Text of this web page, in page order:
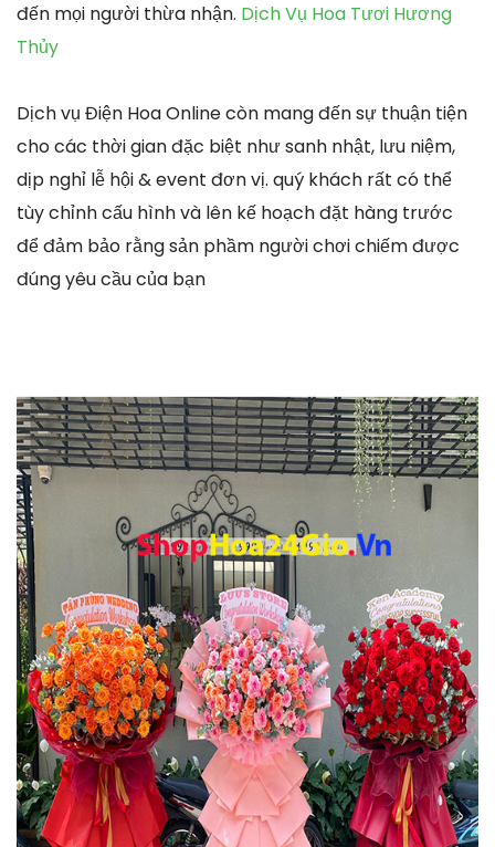
đến mọi người thừa nhận. Dịch Vụ Hoa Tươi Hương
Thủy
Dịch vụ Điện Hoa Online còn mang đến sự thuận tiện
cho các thời gian đặc biệt như sanh nhật, lưu niệm,
dịp nghỉ lễ hội & event đơn vị. quý khách rất có thể
tùy chỉnh cấu hình và lên kế hoạch đặt hàng trước
để đảm bảo rằng sản phầm người chơi chiếm được
đúng yêu cầu của bạn